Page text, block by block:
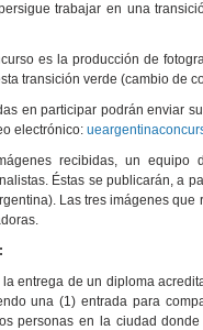
trabajar en una
es la producción de
transición verde (cambio de
en participar podrán enviar
electrónico:
recibidas, un
Éstas se publicarán, a
Las tres imágenes
entrega de un diploma
una (1) entrada para
personas en la ciudad